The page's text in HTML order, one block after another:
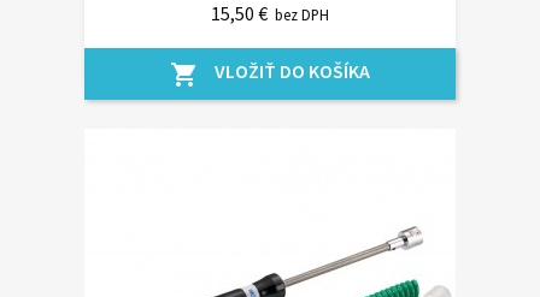
15,50 € bez DPH
shopping_cart VLOŽIŤ DO KOŠÍKA